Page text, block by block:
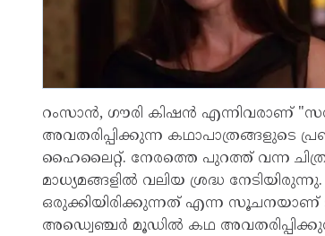
റംസാൻ, ഗൗരി കിഷൻ എന്നിവരാണ്
അവതരിപ്പിക്കുന്ന
ഹൈലൈറ്റ്. നേരത്തെ പുറത്ത് വന്ന
മാധ്യമങ്ങളിൽ വലിയ ശ്രദ്ധ
ഒരുക്കിയിരിക്കുന്നത് എന്ന സൂചനയാണ്
അഡ്വെഞ്ചർ മൂഡിൽ കഥ